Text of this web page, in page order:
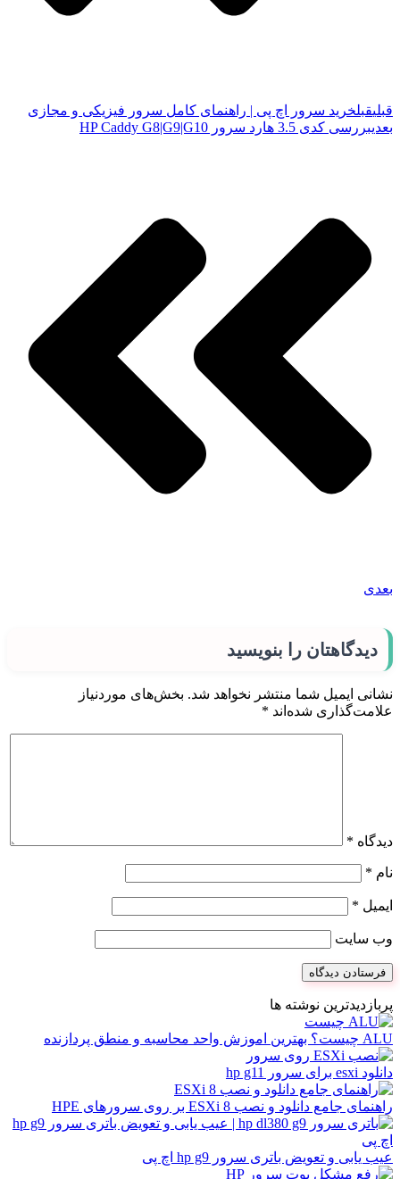
قبلیقبلخرید سرور اچ پی | راهنمای کامل سرور فیزیکی و مجازی
بعدیبررسی کدی 3.5 هارد سرور HP Caddy G8|G9|G10
بعدی
دیدگاهتان را بنویسید
نشانی ایمیل شما منتشر نخواهد شد. بخش‌های موردنیاز
علامت‌گذاری شده‌اند *
دیدگاه *
نام *
ایمیل *
وب‌ سایت
پربازدیدترین نوشته ها
ALU چیست؟ بهترین اموزش واحد محاسبه و منطق پردازنده
دانلود esxi برای سرور hp g11
راهنمای جامع دانلود و نصب ESXi 8 بر روی سرورهای HPE
عیب یابی و تعویض باتری سرور hp g9 اچ پی